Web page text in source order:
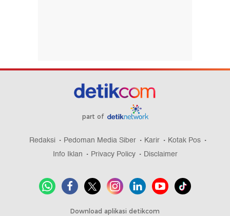
part of
Redaksi Pedoman Media Siber Karir
Kotak Pos
Info Iklan
Privacy Policy Disclaimer
Download aplikasi detikcom